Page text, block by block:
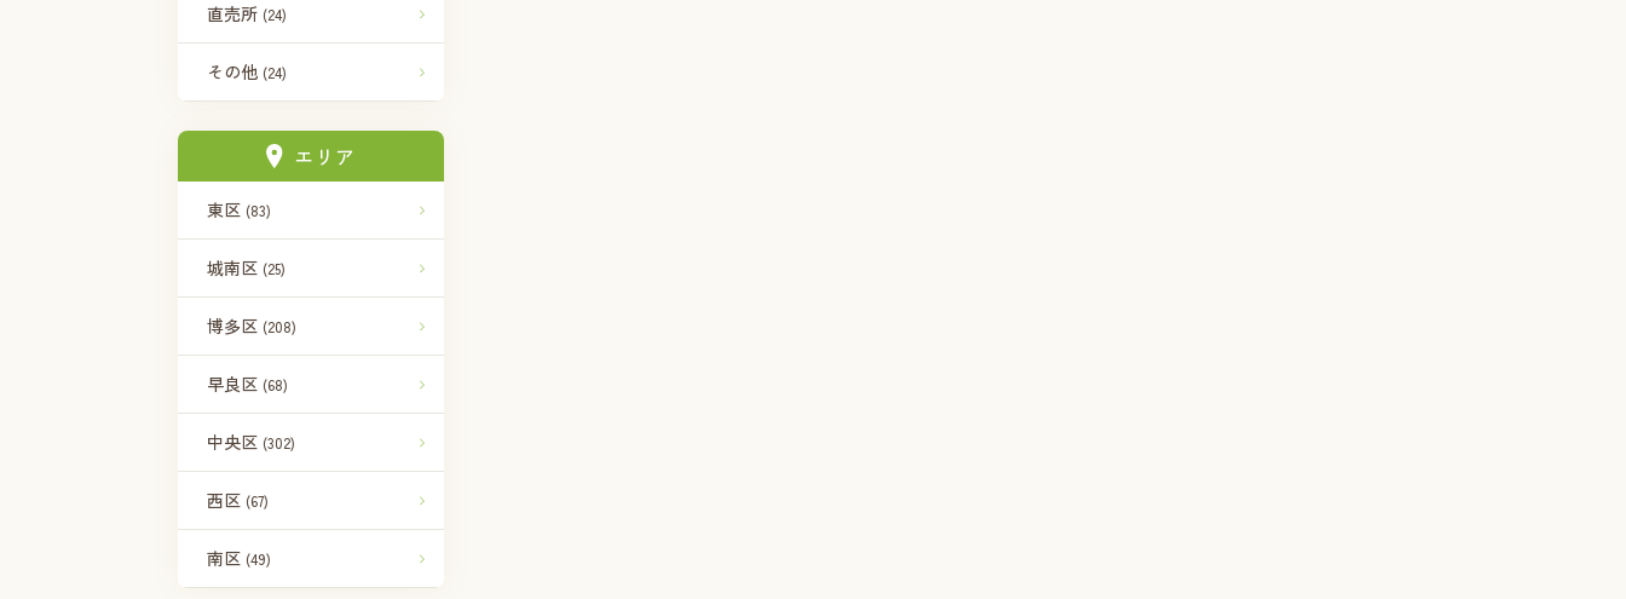
直売所 (24)
その他 (24)
エリア
東区 (83)
城南区 (25)
博多区 (208)
早良区 (68)
中央区 (302)
西区 (67)
南区 (49)